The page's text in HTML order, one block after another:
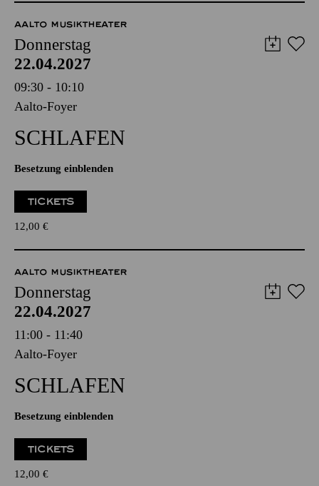
AALTO MUSIKTHEATER
Donnerstag
22.04.2027
09:30 - 10:10
Aalto-Foyer
SCHLAFEN
Besetzung einblenden
TICKETS
12,00 €
AALTO MUSIKTHEATER
Donnerstag
22.04.2027
11:00 - 11:40
Aalto-Foyer
SCHLAFEN
Besetzung einblenden
TICKETS
12,00 €